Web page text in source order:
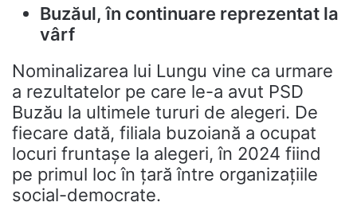
Buzăul, în continuare reprezentat la
vârf
Nominalizarea lui Lungu vine ca urmare
a rezultatelor pe care le-a avut PSD
Buzău la ultimele tururi de alegeri. De
fiecare dată, filiala buzoiană a ocupat
locuri fruntașe la alegeri, în 2024 fiind
pe primul loc în țară între organizațiile
social-democrate.